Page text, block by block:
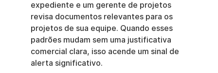
expediente e um gerente de projetos
revisa documentos relevantes para os
projetos de sua equipe. Quando esses
padrões mudam sem uma justificativa
comercial clara, isso acende um sinal de
alerta significativo.